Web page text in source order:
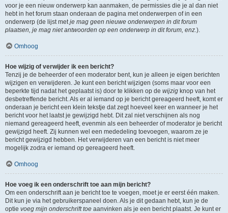
voor je een nieuw onderwerp kan aanmaken, de permissies die je al dan niet
hebt in het forum staan onderaan de pagina met onderwerpen of in een
onderwerp (de lijst metje mag geen nieuwe onderwerpen in dit forum
plaatsen, je mag niet antwoorden op een onderwerp in dit forum, enz.).
Omhoog
Hoe wijzig of verwijder ik een bericht?
Tenzij je de beheerder of een moderator bent, kun je alleen je eigen berichten
wijzigen en verwijderen. Je kunt een bericht wijzigen (soms maar voor een
beperkte tijd nadat het geplaatst is) door te klikken op de wijzig knop van het
desbetreffende bericht. Als er al iemand op je bericht gereageerd heeft, komt er
onderaan je bericht een klein tekstje dat zegt hoeveel keer en wanneer je het
bericht voor het laatst je gewijzigd hebt. Dit zal niet verschijnen als nog
niemand gereageerd heeft, evenmin als een beheerder of moderator je bericht
gewijzigd heeft. Zij kunnen wel een mededeling toevoegen, waarom ze je
bericht gewijzigd hebben. Het verwijderen van een bericht is niet meer
mogelijk zodra er iemand op gereageerd heeft.
Omhoog
Hoe voeg ik een onderschrift toe aan mijn bericht?
Om een onderschrift aan je bericht toe te voegen, moet je er eerst één maken.
Dit kun je via het gebruikerspaneel doen. Als je dit gedaan hebt, kun je de
optie voeg mijn onderschrift toe aanvinken als je een bericht plaatst. Je kunt er